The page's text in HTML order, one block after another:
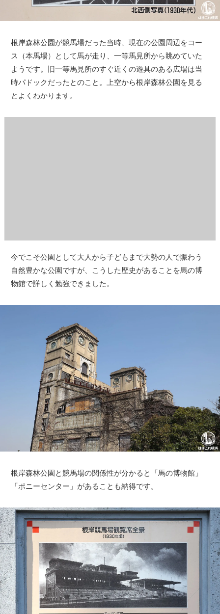
根岸森林公園が競馬場だった当時、現在の公園周辺をコー
ス（本馬場）として馬が走り、一等馬見所から眺めていた
ようです。旧一等馬見所のすぐ近くの遊具のある広場は当
時パドックだったとのこと。上空から根岸森林公園を見る
とよくわかります。
今でこそ公園として大人から子どもまで大勢の人で賑わう
自然豊かな公園ですが、こうした歴史があることを馬の博
物館で詳しく勉強できました。
根岸森林公園と競馬場の関係性が分かると「馬の博物館」
「ポニーセンター」があることも納得です。